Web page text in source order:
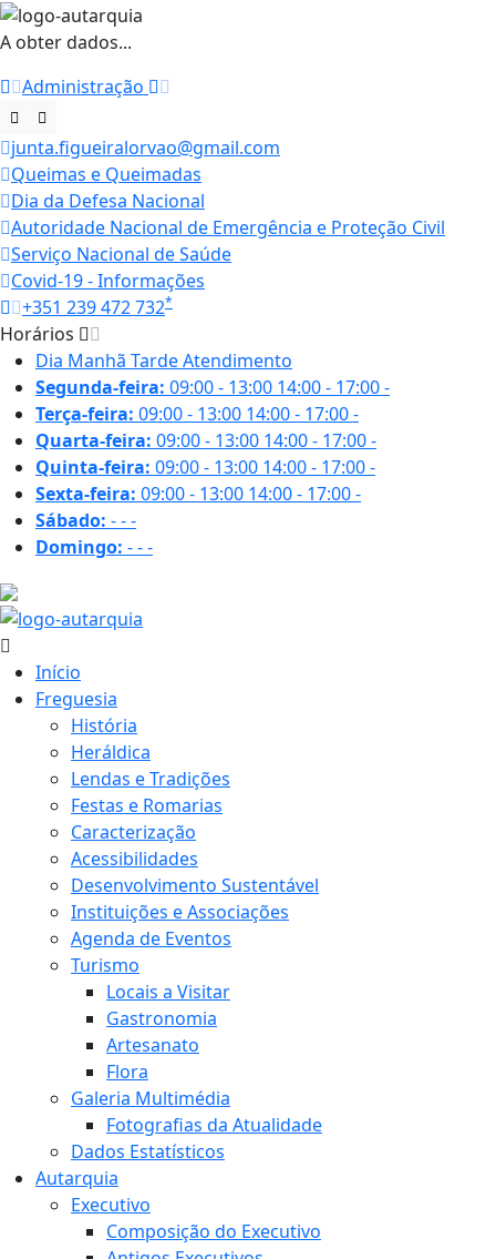
A obter dados...
Administração
junta.figueiralorvao@gmail.com
Queimas e Queimadas
Dia da Defesa Nacional
Autoridade Nacional de Emergência e Proteção Civil
Serviço Nacional de Saúde
Covid-19 - Informações
+351 239 472 732*
Horários
Dia Manhã TardeAtendimento
Segunda-feira: 09:00 - 13:00 14:00 - 17:00-
Terça-feira: 09:00 - 13:00 14:00 - 17:00-
Quarta-feira: 09:00 - 13:00 14:00 - 17:00-
Quinta-feira: 09:00 - 13:00 14:00 - 17:00-
Sexta-feira: 09:00 - 13:00 14:00 - 17:00-
Sábado: ---
Domingo: ---
Início
Freguesia
História
Heráldica
Lendas e Tradições
Festas e Romarias
Caracterização
Acessibilidades
Desenvolvimento Sustentável
Instituições e Associações
Agenda de Eventos
Turismo
Locais a Visitar
Gastronomia
Artesanato
Flora
Galeria Multimédia
Fotografias da Atualidade
Dados Estatísticos
Autarquia
Executivo
Composição do Executivo